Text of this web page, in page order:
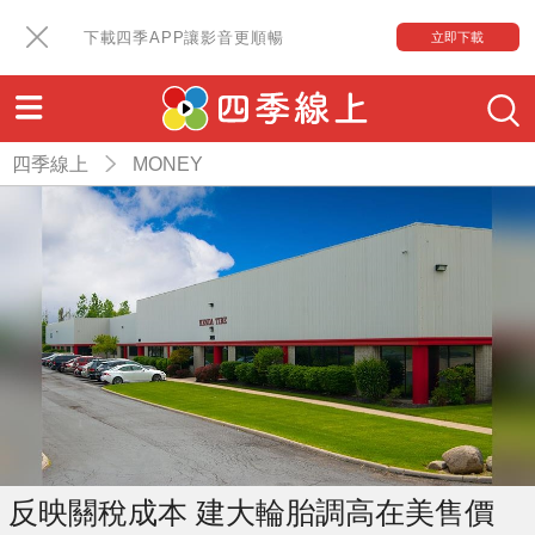
下載四季APP讓影音更順暢 立即下載
四季線上 MONEY
反映關稅成本 建大輪胎調高在美售價